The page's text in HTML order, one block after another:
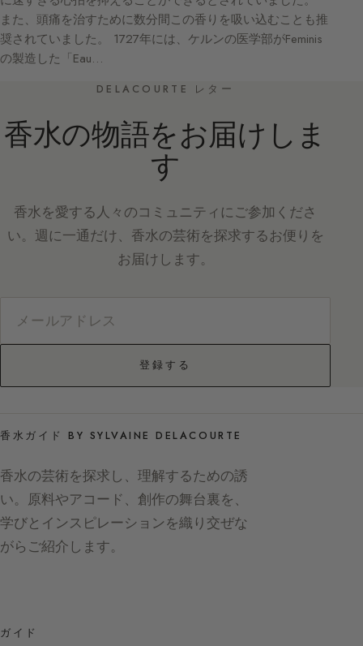
また、頭痛を治すために数分間この香りを吸い込むことも推
奨されていました。 1727年には、ケルンの医学部がFeminis
の製造した「Eau…
DELACOURTE レター
香水の物語をお届けしま
す
香水を愛する人々のコミュニティにご参加くださ
い。週に一通だけ、香水の芸術を探求するお便りを
お届けします。
登録する
香水ガイド BY SYLVAINE DELACOURTE
香水の芸術を探求し、理解するための誘
い。原料やアコード、創作の舞台裏を、
学びとインスピレーションを織り交ぜな
がらご紹介します。
ガイド